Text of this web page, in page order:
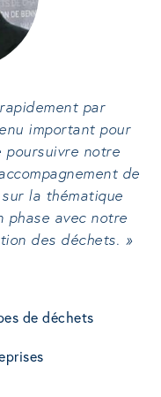
par
important pour
notre
de
la thématique
phase avec notre
des déchets. »
de déchets